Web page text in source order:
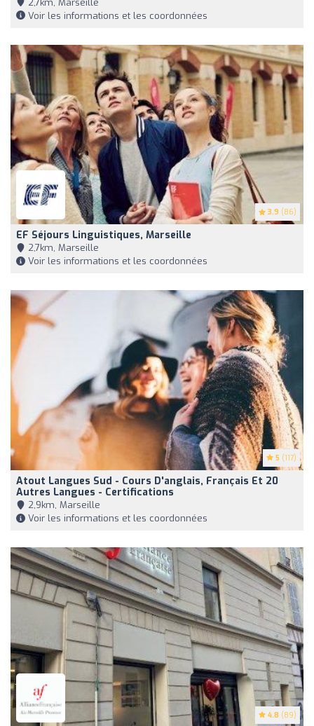
Voir les informations et les coordonnées
3.9 (86)
EF Séjours Linguistiques, Marseille
2,7km, Marseille
Voir les informations et les coordonnées
5 (117)
Atout Langues Sud - Cours D'anglais, Français Et 20
Autres Langues - Certifications
2,9km, Marseille
Voir les informations et les coordonnées
4.8 (89)